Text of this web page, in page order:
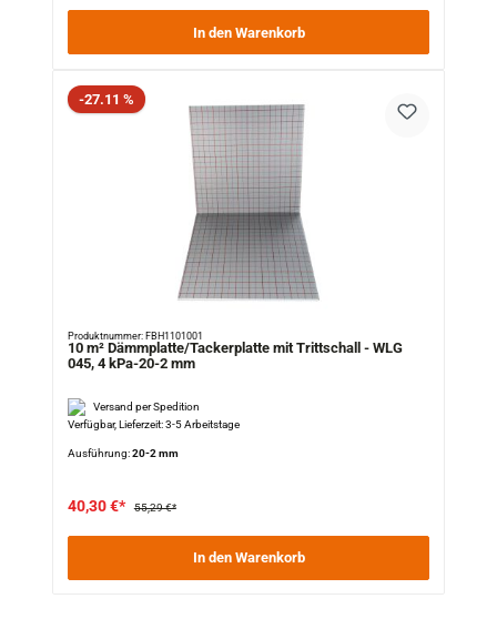
In den Warenkorb
Rabatt
-27.11 %
Produktnummer: FBH1101001
10 m² Dämmplatte/Tackerplatte mit Trittschall - WLG
045, 4 kPa-20-2 mm
Versand per Spedition
Verfügbar, Lieferzeit: 3-5 Arbeitstage
Ausführung:20-2 mm
40,30 €* 55,29 €*
In den Warenkorb